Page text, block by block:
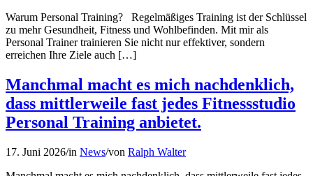
Warum Personal Training? Regelmäßiges Training ist der Schlüssel
zu mehr Gesundheit, Fitness und Wohlbefinden. Mit mir als
Personal Trainer trainieren Sie nicht nur effektiver, sondern
erreichen Ihre Ziele auch […]
Manchmal macht es mich nachdenklich,
dass mittlerweile fast jedes Fitnessstudio
Personal Training anbietet.
17. Juni 2026/in News/von Ralph Walter